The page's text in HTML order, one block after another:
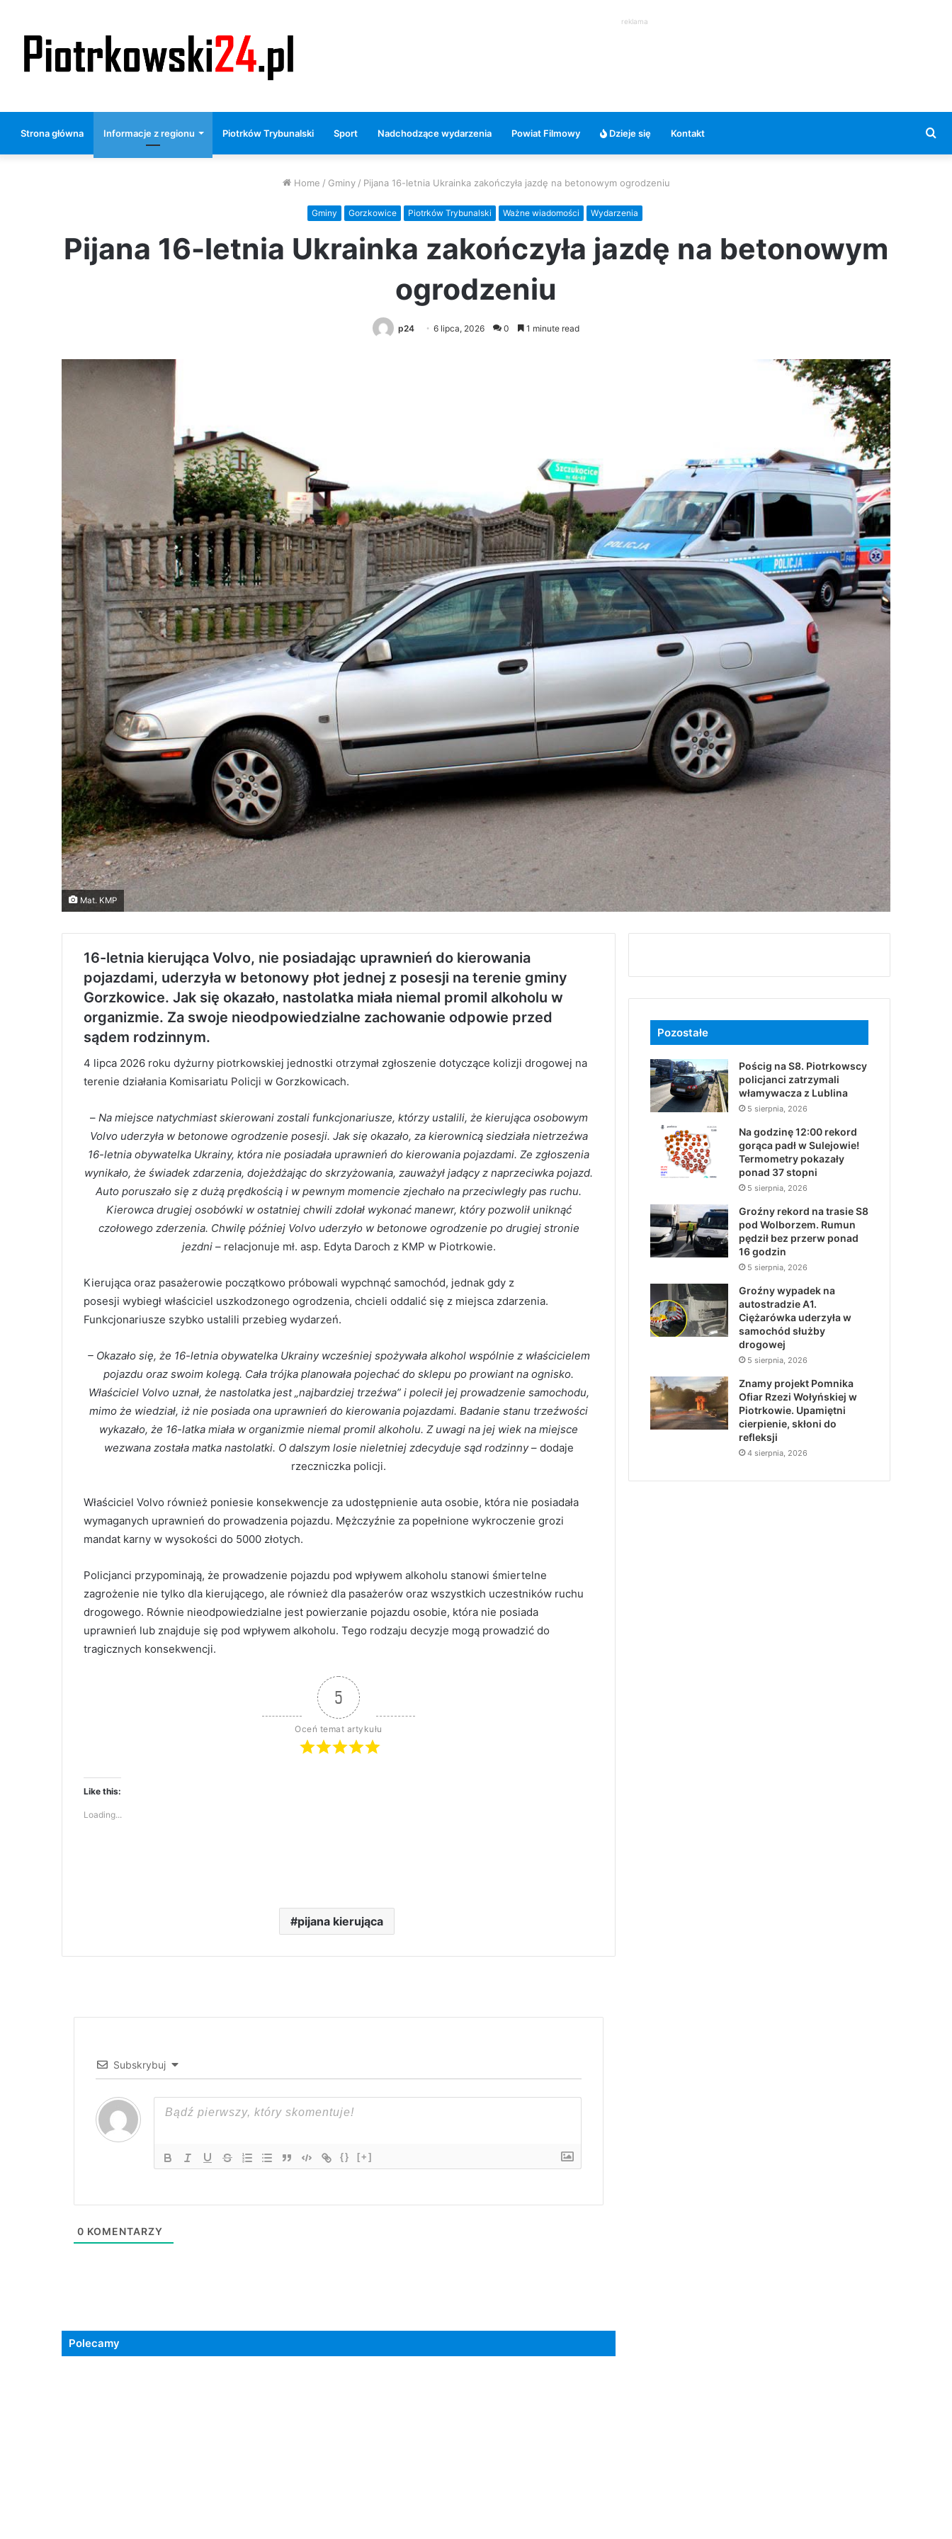
reklama
Strona główna Informacje z regionu Piotrków Trybunalski Sport Nadchodzące wydarzenia Powiat Filmowy Dzieje się Kontakt
Home / Gminy / Pijana 16-letnia Ukrainka zakończyła jazdę na betonowym ogrodzeniu
Gminy Gorzkowice Piotrków Trybunalski Ważne wiadomości Wydarzenia
Pijana 16-letnia Ukrainka zakończyła jazdę na betonowym
ogrodzeniu
p24 6 lipca, 2026 0 1 minute read
Mat. KMP
16-letnia kierująca Volvo, nie posiadając uprawnień do kierowania
pojazdami, uderzyła w betonowy płot jednej z posesji na terenie gminy
Gorzkowice. Jak się okazało, nastolatka miała niemal promil alkoholu w
organizmie. Za swoje nieodpowiedzialne zachowanie odpowie przed
sądem rodzinnym.
4 lipca 2026 roku dyżurny piotrkowskiej jednostki otrzymał zgłoszenie dotyczące kolizji drogowej na
terenie działania Komisariatu Policji w Gorzkowicach.
– Na miejsce natychmiast skierowani zostali funkcjonariusze, którzy ustalili, że kierująca osobowym
Volvo uderzyła w betonowe ogrodzenie posesji. Jak się okazało, za kierownicą siedziała nietrzeźwa
16-letnia obywatelka Ukrainy, która nie posiadała uprawnień do kierowania pojazdami. Ze zgłoszenia
wynikało, że świadek zdarzenia, dojeżdżając do skrzyżowania, zauważył jadący z naprzeciwka pojazd.
Auto poruszało się z dużą prędkością i w pewnym momencie zjechało na przeciwległy pas ruchu.
Kierowca drugiej osobówki w ostatniej chwili zdołał wykonać manewr, który pozwolił uniknąć
czołowego zderzenia. Chwilę później Volvo uderzyło w betonowe ogrodzenie po drugiej stronie
jezdni – relacjonuje mł. asp. Edyta Daroch z KMP w Piotrkowie.
Kierująca oraz pasażerowie początkowo próbowali wypchnąć samochód, jednak gdy z
posesji wybiegł właściciel uszkodzonego ogrodzenia, chcieli oddalić się z miejsca zdarzenia.
Funkcjonariusze szybko ustalili przebieg wydarzeń.
– Okazało się, że 16-letnia obywatelka Ukrainy wcześniej spożywała alkohol wspólnie z właścicielem
pojazdu oraz swoim kolegą. Cała trójka planowała pojechać do sklepu po prowiant na ognisko.
Właściciel Volvo uznał, że nastolatka jest „najbardziej trzeźwa” i polecił jej prowadzenie samochodu,
mimo że wiedział, iż nie posiada ona uprawnień do kierowania pojazdami. Badanie stanu trzeźwości
wykazało, że 16-latka miała w organizmie niemal promil alkoholu. Z uwagi na jej wiek na miejsce
wezwana została matka nastolatki. O dalszym losie nieletniej zdecyduje sąd rodzinny– dodaje
rzeczniczka policji.
Właściciel Volvo również poniesie konsekwencje za udostępnienie auta osobie, która nie posiadała
wymaganych uprawnień do prowadzenia pojazdu. Mężczyźnie za popełnione wykroczenie grozi
mandat karny w wysokości do 5000 złotych.
Policjanci przypominają, że prowadzenie pojazdu pod wpływem alkoholu stanowi śmiertelne
zagrożenie nie tylko dla kierującego, ale również dla pasażerów oraz wszystkich uczestników ruchu
drogowego. Równie nieodpowiedzialne jest powierzanie pojazdu osobie, która nie posiada
uprawnień lub znajduje się pod wpływem alkoholu. Tego rodzaju decyzje mogą prowadzić do
tragicznych konsekwencji.
5
Oceń temat artykułu
Like this:
Loading...
pijana kierująca
Subskrybuj
{} [+]
0 KOMENTARZY
Polecamy
Pozostałe
Pościg na S8. Piotrkowscy
policjanci zatrzymali
włamywacza z Lublina
5 sierpnia, 2026
Na godzinę 12:00 rekord
gorąca padł w Sulejowie!
Termometry pokazały
ponad 37 stopni
5 sierpnia, 2026
Groźny rekord na trasie S8
pod Wolborzem. Rumun
pędził bez przerw ponad
16 godzin
5 sierpnia, 2026
Groźny wypadek na
autostradzie A1.
Ciężarówka uderzyła w
samochód służby
drogowej
5 sierpnia, 2026
Znamy projekt Pomnika
Ofiar Rzezi Wołyńskiej w
Piotrkowie. Upamiętni
cierpienie, skłoni do
refleksji
4 sierpnia, 2026